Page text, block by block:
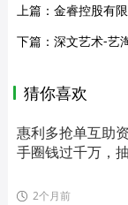
上篇： 金睿控股有限公司（
下篇： 深文艺术-艺淘“
猜你喜欢
惠利多抢单互助
手圈钱过千万，
2个月前